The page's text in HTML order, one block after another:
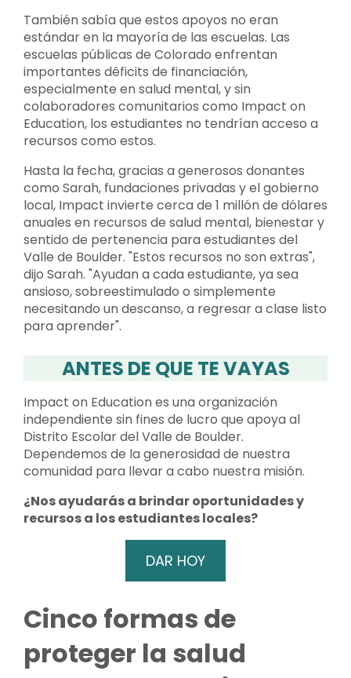
También sabía que estos apoyos no eran
estándar en la mayoría de las escuelas. Las
escuelas públicas de Colorado enfrentan
importantes déficits de financiación,
especialmente en salud mental, y sin
colaboradores comunitarios como Impact on
Education, los estudiantes no tendrían acceso a
recursos como estos.
Hasta la fecha, gracias a generosos donantes
como Sarah, fundaciones privadas y el gobierno
local, Impact invierte cerca de 1 millón de dólares
anuales en recursos de salud mental, bienestar y
sentido de pertenencia para estudiantes del
Valle de Boulder. "Estos recursos no son extras",
dijo Sarah. "Ayudan a cada estudiante, ya sea
ansioso, sobreestimulado o simplemente
necesitando un descanso, a regresar a clase listo
para aprender".
ANTES DE QUE TE VAYAS
Impact on Education es una organización
independiente sin fines de lucro que apoya al
Distrito Escolar del Valle de Boulder.
Dependemos de la generosidad de nuestra
comunidad para llevar a cabo nuestra misión.
¿Nos ayudarás a brindar oportunidades y
recursos a los estudiantes locales?
DAR HOY
Cinco formas de
proteger la salud